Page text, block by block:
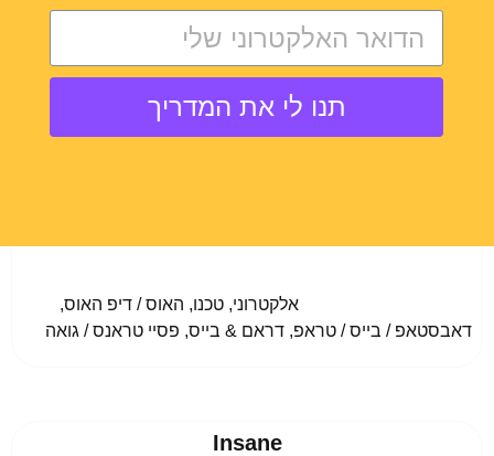
				אלקטרוני, טכנו, האוס / דיפ האוס,
דאבסטאפ / בייס / טראפ, דראם & בייס, פסיי טראנס / גואה
Insane
תנו לי את המדריך